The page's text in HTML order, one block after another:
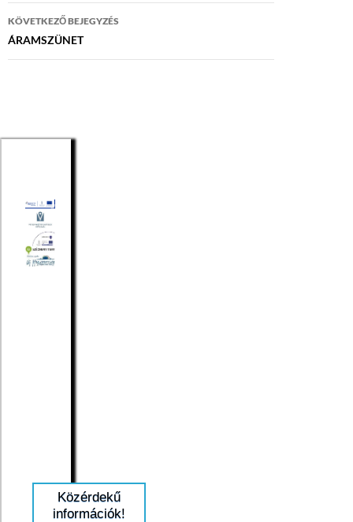
KÖVETKEZŐ BEJEGYZÉS
ÁRAMSZÜNET
Közérdekű
információk!